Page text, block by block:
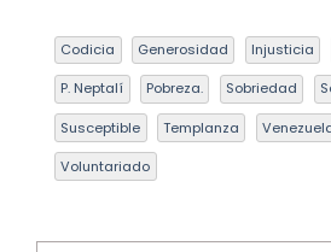
Codicia Generosidad Injusticia
P. Neptalí Pobreza. Sobriedad
Susceptible Templanza
Voluntariado